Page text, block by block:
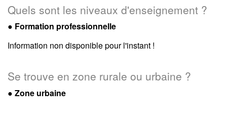
Quels sont les niveaux d'enseignement ?
● Formation professionnelle
Information non disponible pour l'instant !
Se trouve en zone rurale ou urbaine ?
● Zone urbaine